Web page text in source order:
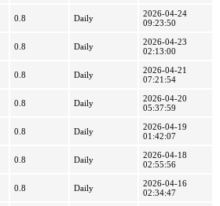
0.8 Daily
2026-04-24
09:23:50
0.8 Daily
2026-04-23
02:13:00
0.8 Daily
2026-04-21
07:21:54
0.8 Daily
2026-04-20
05:37:59
0.8 Daily
2026-04-19
01:42:07
0.8 Daily
2026-04-18
02:55:56
0.8 Daily
2026-04-16
02:34:47